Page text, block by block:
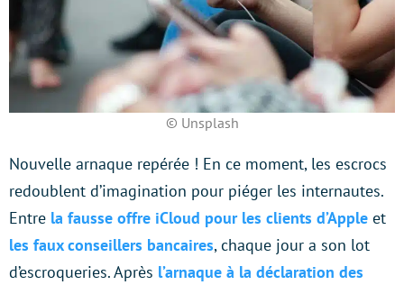
© Unsplash
Nouvelle arnaque repérée ! En ce moment, les escrocs
redoublent d’imagination pour piéger les internautes.
Entre la fausse offre iCloud pour les clients d’Apple et
les faux conseillers bancaires, chaque jour a son lot
d’escroqueries. Après l’arnaque à la déclaration des